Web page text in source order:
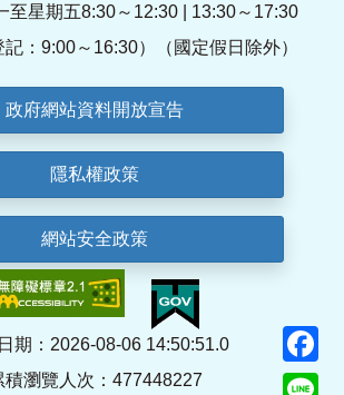
至星期五8:30～12:30 | 13:30～17:30
記：9:00～16:30）（國定假日除外）
政府網站資料開放宣告
隱私權政策
網站安全政策
期：2026-08-06 14:50:51.0
積瀏覽人次：477448227